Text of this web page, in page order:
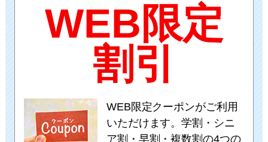
WEB限定
割引
WEB限定クーポンがご利用
いただけます。学割・シニ
ア割・早割・複数割の4つの